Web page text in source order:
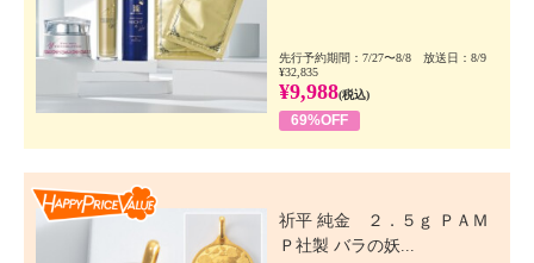
先行予約期間：7/27〜8/8 放送日：8/9
¥32,835
¥9,988(税込)
69%OFF
祈平 純金 ２．５ｇ ＰＡＭ
Ｐ社製 バラの妖...